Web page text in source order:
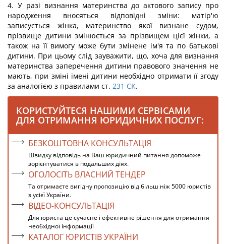
4. У разі визнання материнства до актового запису про
народження вносяться відповідні зміни: матір'ю
записується жінка, материнство якої визнане судом,
прізвище дитини змінюється за прізвищем цієї жінки, а
також на її вимогу може бути змінене ім'я та по батькові
дитини. При цьому слід зауважити, що, хоча для визнання
материнства заперечення дитини правового значення не
мають, при зміні імені дитини необхідно отримати її згоду
за аналогією з правилами ст. 231 СК.
КОРИСТУЙТЕСЯ НАШИМИ СЕРВІСАМИ
ДЛЯ ОТРИМАННЯ ЮРИДИЧНИХ ПОСЛУГ:
БЕЗКОШТОВНА КОНСУЛЬТАЦІЯ
Швидку відповідь на Ваш юридичний питання допоможе
зорієнтуватися в подальших діях.
ОГОЛОСІТЬ ВЛАСНИЙ ТЕНДЕР
Та отримаєте вигідну пропозицію від більш ніж 5000 юристів
з усієї України.
ВІДЕО-КОНСУЛЬТАЦІЯ
Для юриста це сучасне і ефективне рішення для отримання
необхідної інформації
КАТАЛОГ ЮРИСТІВ УКРАЇНИ